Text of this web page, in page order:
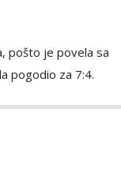
pošto je povela sa
pogodio za 7:4.